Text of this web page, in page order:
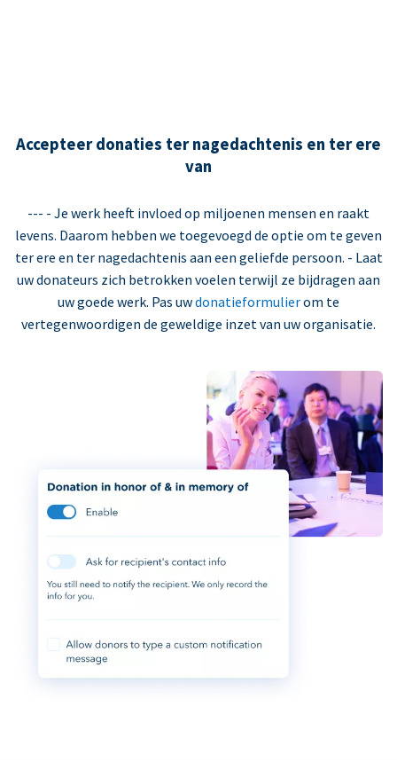
Accepteer donaties ter nagedachtenis en ter ere
van
--- - Je werk heeft invloed op miljoenen mensen en raakt
levens. Daarom hebben we toegevoegd de optie om te geven
ter ere en ter nagedachtenis aan een geliefde persoon. - Laat
uw donateurs zich betrokken voelen terwijl ze bijdragen aan
uw goede werk. Pas uwdonatieformulierom te
vertegenwoordigen de geweldige inzet van uw organisatie.